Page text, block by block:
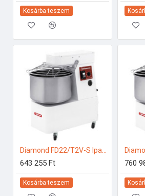
Kosárba teszem
643 255 Ft
Kosárba teszem
760